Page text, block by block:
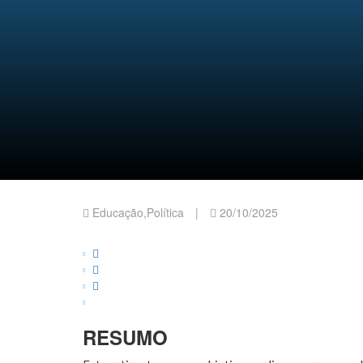
Educação,Política | 20/10/2025
RESUMO